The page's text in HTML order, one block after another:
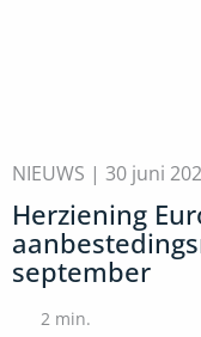
NIEUWS | 30 juni
Herziening
september
2 min.